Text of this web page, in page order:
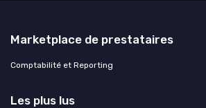
Marketplace de prestataires
Comptabilité et Reporting
Les plus lus